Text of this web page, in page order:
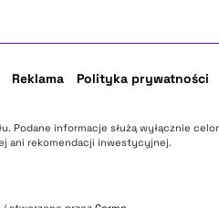
Reklama Polityka prywatności
informacje służą wyłącznie
ani rekomendacji inwestycyjnej.